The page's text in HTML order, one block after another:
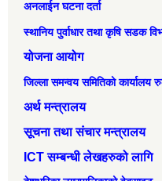
अनलाईन घटना दर्ता
स्थानिय पुर्वाधार तथा कृषि सडक
योजना आयोग
जिल्ला समन्वय समितिको कार्यालय
अर्थ मन्त्रालय
सूचना तथा संचार मन्त्रालय
ICT सम्बन्धी लेखहरुको लागि